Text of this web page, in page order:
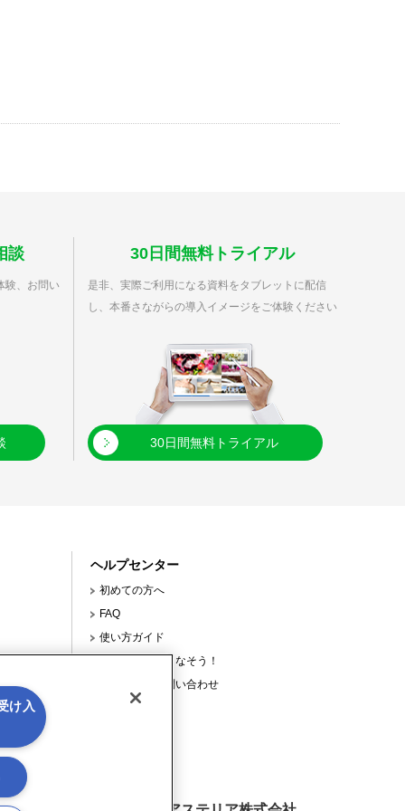
談
験、お問い
30日間無料トライアル
是非、実際ご利用になる資料をタブレットに配信
し、本番さながらの導入イメージをご体験ください
30日間無料トライアル
ヘルプセンター
初めての方へ
FAQ
使い方ガイド
【連載】使いこなそう！
サポートへの問い合わせ
ダウンロード
け入